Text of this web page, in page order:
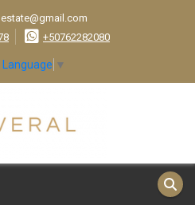
+50762282080
▼